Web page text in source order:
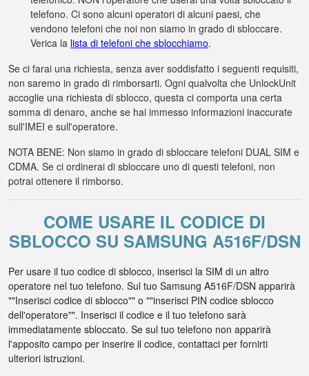
telefono. Ci sono alcuni operatori di alcuni paesi, che
vendono telefoni che noi non siamo in grado di sbloccare.
Verica la lista di telefoni che sblocchiamo.
Se ci farai una richiesta, senza aver soddisfatto i seguenti requisiti,
non saremo in grado di rimborsarti. Ogni qualvolta che UnlockUnit
accoglie una richiesta di sblocco, questa ci comporta una certa
somma di denaro, anche se hai immesso informazioni inaccurate
sull'IMEI e sull'operatore.
NOTA BENE: Non siamo in grado di sbloccare telefoni DUAL SIM e
CDMA. Se ci ordinerai di sbloccare uno di questi telefoni, non
potrai ottenere il rimborso.
COME USARE IL CODICE DI
SBLOCCO SU SAMSUNG A516F/DSN
Per usare il tuo codice di sblocco, inserisci la SIM di un altro
operatore nel tuo telefono. Sul tuo Samsung A516F/DSN apparirà
""Inserisci codice di sblocco"" o ""inserisci PIN codice sblocco
dell'operatore"". Inserisci il codice e il tuo telefono sarà
immediatamente sbloccato. Se sul tuo telefono non apparirà
l'apposito campo per inserire il codice, contattaci per fornirti
ulteriori istruzioni.